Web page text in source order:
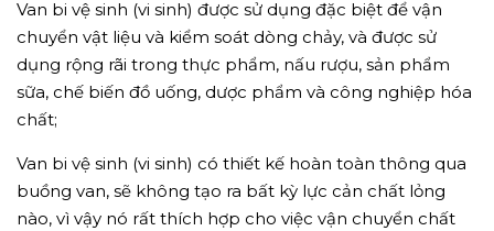
Van bi vệ sinh (vi sinh) được sử dụng đặc biệt để vận
chuyển vật liệu và kiểm soát dòng chảy, và được sử
dụng rộng rãi trong thực phẩm, nấu rượu, sản phẩm
sữa, chế biến đồ uống, dược phẩm và công nghiệp hóa
chất;
Van bi vệ sinh (vi sinh) có thiết kế hoàn toàn thông qua
buồng van, sẽ không tạo ra bất kỳ lực cản chất lỏng
nào, vì vậy nó rất thích hợp cho việc vận chuyển chất